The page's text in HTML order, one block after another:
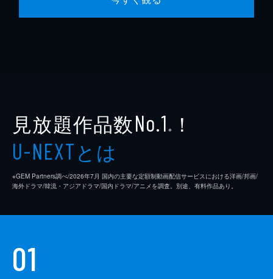
見放題作品数No.1 ※ ！
U-NEXTとは
※GEM Partners調べ/2026年7⽉ 国内の主要な定額制動画配信サービスにおける洋画/邦画/
海外ドラマ/韓流・アジアドラマ/国内ドラマ/アニメを調査。別途、有料作品あり。
01